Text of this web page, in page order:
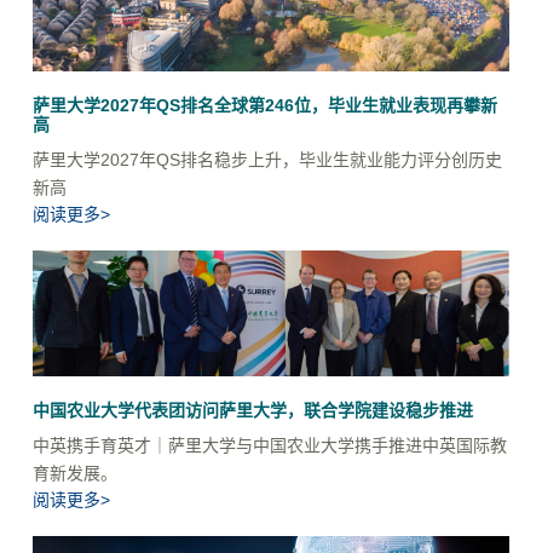
萨里大学2027年QS排名全球第246位，毕业生就业表现再攀新
高
萨里大学2027年QS排名稳步上升，毕业生就业能力评分创历史
新高
阅读更多>
中国农业大学代表团访问萨里大学，联合学院建设稳步推进
中英携手育英才｜萨里大学与中国农业大学携手推进中英国际教
育新发展。
阅读更多>